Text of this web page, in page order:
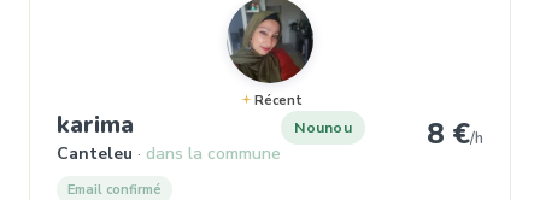
Récent
karima , Nounou à Canteleu
Canteleu dans la commune
Nounou 8 €/h
Email confirmé